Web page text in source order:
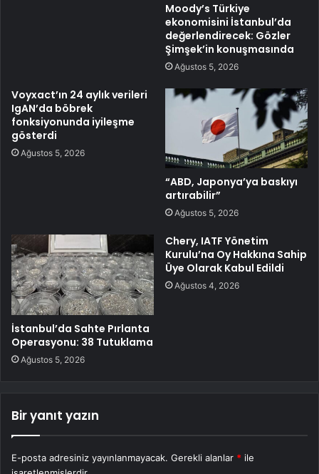
Moody’s Türkiye
ekonomisini İstanbul’da
değerlendirecek: Gözler
Şimşek’in konuşmasında
Ağustos 5, 2026
Voyxact’ın 24 aylık verileri
IgAN’da böbrek
fonksiyonunda iyileşme
gösterdi
Ağustos 5, 2026
“ABD, Japonya’ya baskıyı
artırabilir”
Ağustos 5, 2026
İstanbul’da Sahte Pırlanta
Operasyonu: 38 Tutuklama
Ağustos 5, 2026
Chery, IATF Yönetim
Kurulu’na Oy Hakkına Sahip
Üye Olarak Kabul Edildi
Ağustos 4, 2026
Bir yanıt yazın
E-posta adresiniz yayınlanmayacak. Gerekli alanlar * ile